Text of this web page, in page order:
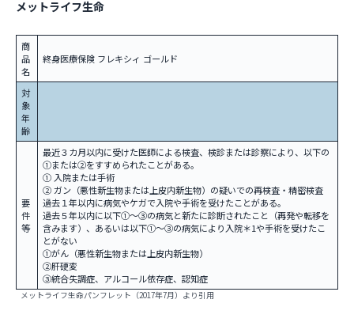
メットライフ生命
商
品
名
終身医療保険 フレキシィ ゴールド
対
象
年
齢
要
件
等
最近３カ月以内に受けた医師による検査、検診または診察により、以下の
①または②をすすめられたことがある。
① 入院または手術
② ガン（悪性新生物または上皮内新生物）の疑いでの再検査・精密検査
過去１年以内に病気やケガで入院や手術を受けたことがある。
過去５年以内に以下①～③の病気と新たに診断されたこと（再発や転移を
含みます）、あるいは以下①～③の病気により入院＊1や手術を受けたこ
とがない
①がん（悪性新生物または上皮内新生物）
②肝硬変
③統合失調症、アルコール依存症、認知症
メットライフ生命パンフレット（2017年7月）より引用